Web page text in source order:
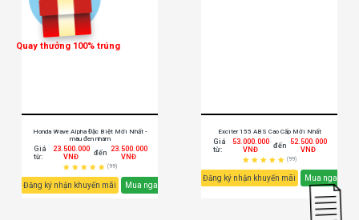
Honda Wave Alpha Đặc Biệt Mới Nhất -
màu đen nhám
Giá
từ:
23.500.000
VNĐ
đến 23.500.000
VNĐ
(99)
Đăng ký nhận khuyến mãi Mua ngay
Exciter 155 ABS Cao Cấp Mới Nhất
Giá
từ:
53.000.000
VNĐ
đến 52.500.000
VNĐ
(99)
Đăng ký nhận khuyến mãi Mua ngay
Quay thưởng 100% trúng